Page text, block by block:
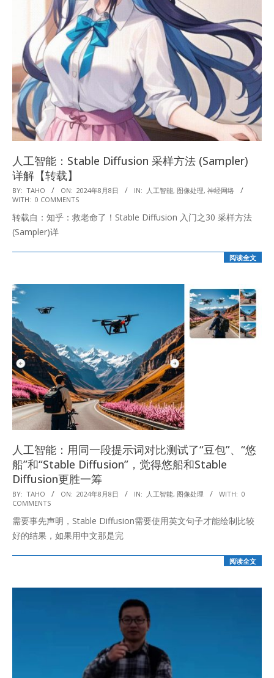
人工智能：Stable Diffusion 采样方法 (Sampler)
详解【转载】
2024-
08-
08
BY: TAHO ON: 2024年8月8日 IN: 人工智能, 图像处理, 神经网络
WITH: 0 COMMENTS
转载自：知乎：救老命了！Stable Diffusion 入门之30 采样方法
(Sampler)详
阅读全文
人工智能：用同一段提示词对比测试了“豆包”、“悠
船”和“Stable Diffusion”，觉得悠船和Stable
Diffusion更胜一筹
2024-
08-
08
BY: TAHO ON: 2024年8月8日 IN: 人工智能, 图像处理 WITH: 0
COMMENTS
需要事先声明，Stable Diffusion需要使用英文句子才能绘制比较
好的结果，如果用中文那是完
阅读全文